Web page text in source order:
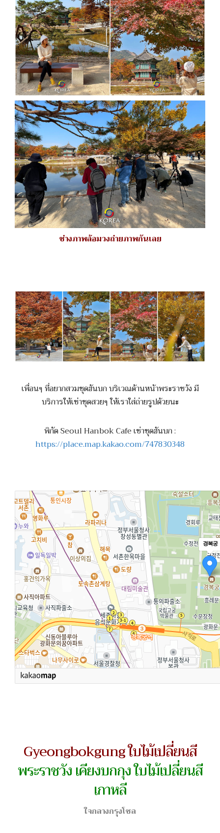
ช่างภาพล้อมวงถ่ายภาพกันเลย
เพื่อนๆ ที่อยากสวมชุดฮันบก บริเวณด้านหน้าพระราชวัง มี
บริการให้เช่าชุดสวยๆ ให้เราใส่ถ่ายรูปด้วยนะ
พิกัด Seoul Hanbok Cafe เช่าชุดฮันบก :
https://place.map.kakao.com/747830348
경복궁
Gyeongbokgung ใบไม้เปลี่ยนสี
พระราชวัง เคียงบกกุง ใบไม้เปลี่ยนสี
เกาหลี
ใจกลางกรุงโซล